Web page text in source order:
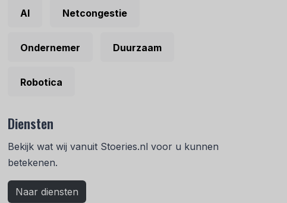
AI Netcongestie
Ondernemer Duurzaam
Robotica
Diensten
Bekijk wat wij vanuit Stoeries.nl voor u kunnen
betekenen.
Naar diensten